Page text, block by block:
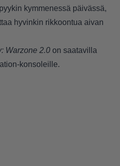
kymmenessä päivässä,
hyvinkin rikkoontua aivan
Warzone 2.0 on saatavilla
konsoleille.